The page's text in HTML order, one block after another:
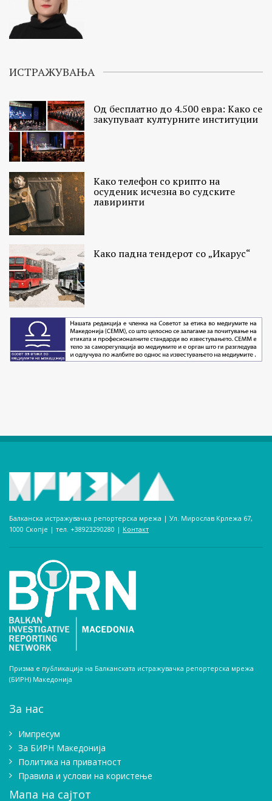
ИСТРАЖУВАЊА
Од бесплатно до 4.500 евра: Како се
закупуваат културните институции
Како телефон со крипто на
осуденик исчезна во судските
лавиринти
Како падна тендерот со „Икарус“
Балканска истражувачка репортерска мрежа | Ул. Мирослав Крлежа 67,
1000 Скопје | тел. +38923290280­ | Контакт
Призма е публикација на Балканската истражувачка репортерска мрежа
(БИРН) Македонија
За нас
Импресум
Зa БИРН Македонија
Политика на приватност
Правила и услови на користење
Мапа на сајтот